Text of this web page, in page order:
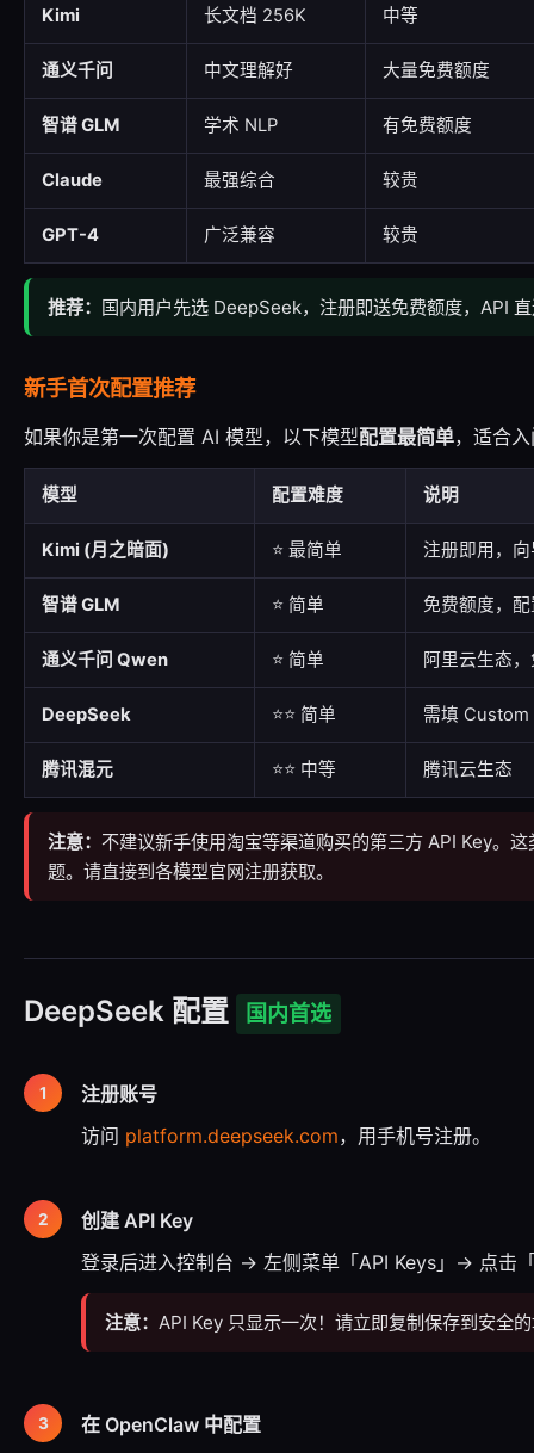
Kimi 长文档 256K 中等
通义千问 中文理解好 大量免费额度
智谱 GLM 学术 NLP 有免费额度
Claude 最强综合 较贵
GPT-4 广泛兼容 较贵
推荐： 国内用户先选 DeepSeek，注册即送免费额度，API
新手首次配置推荐
如果你是第一次配置 AI 模型，以下模型配置最简单，适合
模型 配置难度 说明
Kimi (月之暗面) ⭐ 最简单 注册即用，
智谱 GLM ⭐ 简单 免费额度，
通义千问 Qwen ⭐ 简单 阿里云生态
DeepSeek ⭐⭐ 简单 需填 Custom
腾讯混元 ⭐⭐ 中等 腾讯云生态
注意： 不建议新手使用淘宝等渠道购买的第三方 API Key。
题。请直接到各模型官网注册获取。
DeepSeek 配置 国内首选
注册账号
访问 platform.deepseek.com，用手机号注册。
创建 API Key
登录后进入控制台 → 左侧菜单「API Keys」→ 点击
注意： API Key 只显示一次！请立即复制保存到安全
在 OpenClaw 中配置